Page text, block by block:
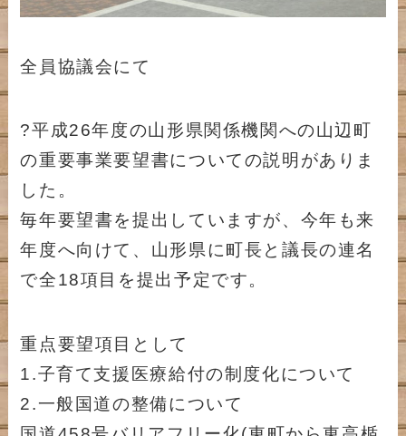
全員協議会にて
?平成26年度の山形県関係機関への山辺町
の重要事業要望書についての説明がありま
した。
毎年要望書を提出していますが、今年も来
年度へ向けて、山形県に町長と議長の連名
で全18項目を提出予定です。
重点要望項目として
1.子育て支援医療給付の制度化について
2.一般国道の整備について